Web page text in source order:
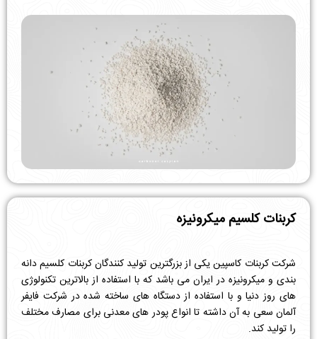
کربنات کلسیم میکرونیزه
شرکت کربنات کاسپین یکی از بزرگترین تولید کنندگان کربنات کلسیم دانه
بندی و میکرونیزه در ایران می باشد که با استفاده از بالاترین تکنولوژی
های روز دنیا و با استفاده از دستگاه های ساخته شده در شرکت فایفر
آلمان سعی به آن داشته تا انواع پودر های معدنی برای مصارف مختلف
را تولید کند.